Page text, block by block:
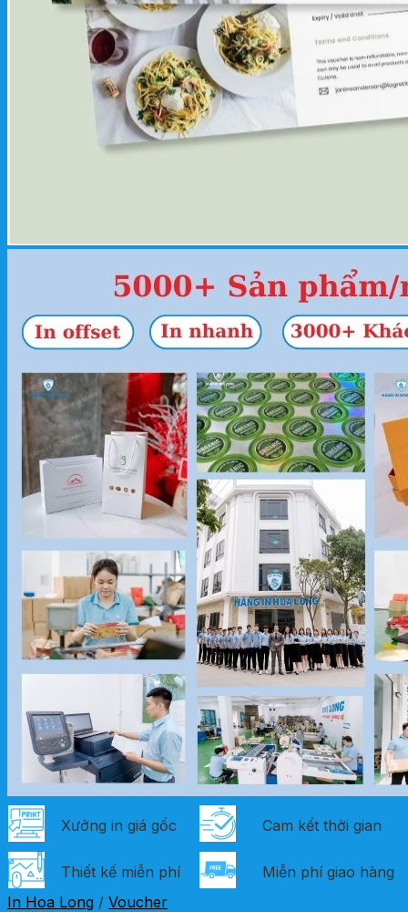
Xưởng in giá gốc Cam kết thời gian
Thiết kế miễn phí
Miễn phí giao hàng
In Hoa Long / Voucher